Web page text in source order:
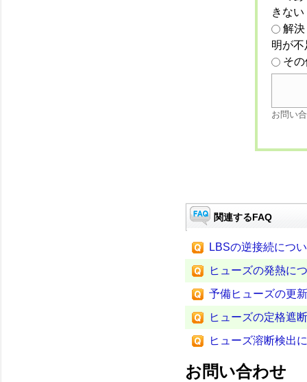
きない
解
明が
そ
お問い
関連するFAQ
LBSの逆接続につ
ヒューズの発熱に
予備ヒューズの更
ヒューズの定格遮
ヒューズ溶断検出
お問い合わせ